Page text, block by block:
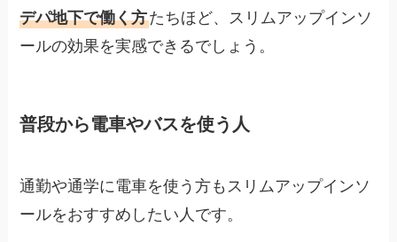
デパ地下で働く方たちほど、スリムアップインソ
ールの効果を実感できるでしょう。
普段から電車やバスを使う人
通勤や通学に電車を使う方もスリムアップインソ
ールをおすすめしたい人です。